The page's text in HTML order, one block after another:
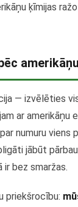
ķīmijas
— izvēlēties
ar amerikāņu
numuru viens
jābūt
ir bez smaržas.
priekšrocību: